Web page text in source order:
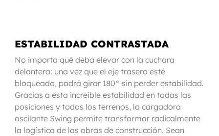
ESTABILIDAD CONTRASTADA
No importa qué deba elevar con la cuchara
delantera: una vez que el eje trasero esté
bloqueado, podrá girar 180° sin perder estabilidad.
Gracias a esta increíble estabilidad en todas las
posiciones y todos los terrenos, la cargadora
oscilante Swing permite transformar radicalmente
la logística de las obras de construcción. Sean